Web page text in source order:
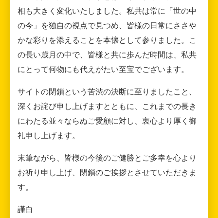
相も大きく変化いたしました。私共は常に「世の中
の今」を独自の視点で見つめ、皆様の日常にささや
かな彩りを添えることを本懐として参りました。こ
の長い歳月の中で、皆様と共に歩んだ時間は、私共
にとって何物にも代えがたい至宝でございます。
サイトの閉鎖という苦渋の決断に至りましたこと、
深くお詫び申し上げますとともに、これまでの長き
にわたる並々ならぬご愛顧に対し、衷心より厚く御
礼申し上げます。
末筆ながら、皆様の今後のご健勝とご多幸を心より
お祈り申し上げ、閉鎖のご挨拶とさせていただきま
す。
謹白